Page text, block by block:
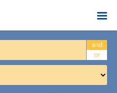
and
or